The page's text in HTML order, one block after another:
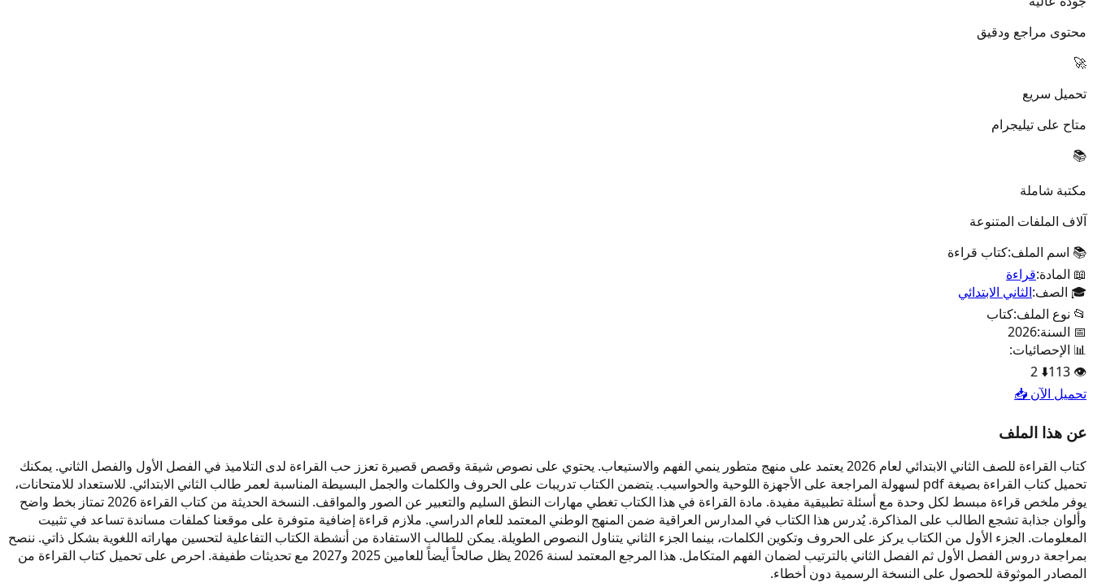
محتوى مراجع ودقيق
🚀
تحميل سريع
متاح على تيليجرام
📚
مكتبة شاملة
آلاف الملفات المتنوعة
📚 اسم الملف:كتاب قراءة
📖 المادة:قراءة
🎓 الصف:الثاني الابتدائي
📂 نوع الملف:كتاب
📅 السنة:2026
📊 الإحصائيات:
👁️
113
⬇️
2
تحميل الآن 📥
عن هذا الملف
كتاب القراءة للصف الثاني الابتدائي لعام 2026 يعتمد على منهج متطور ينمي الفهم والاستيعاب. يحتوي على نصوص شيقة وقصص قصيرة تعزز حب القراءة لدى التلاميذ في الفصل الأول والفصل الثاني. يمكنك
تحميل كتاب القراءة بصيغة pdf لسهولة المراجعة على الأجهزة اللوحية والحواسيب. يتضمن الكتاب تدريبات على الحروف والكلمات والجمل البسيطة المناسبة لعمر طالب الثاني الابتدائي. للاستعداد للامتحانات،
يوفر ملخص قراءة مبسط لكل وحدة مع أسئلة تطبيقية مفيدة. مادة القراءة في هذا الكتاب تغطي مهارات النطق السليم والتعبير عن الصور والمواقف. النسخة الحديثة من كتاب القراءة 2026 تمتاز بخط واضح
وألوان جذابة تشجع الطالب على المذاكرة. يُدرس هذا الكتاب في المدارس العراقية ضمن المنهج الوطني المعتمد للعام الدراسي. ملازم قراءة إضافية متوفرة على موقعنا كملفات مساندة تساعد في تثبيت
المعلومات. الجزء الأول من الكتاب يركز على الحروف وتكوين الكلمات، بينما الجزء الثاني يتناول النصوص الطويلة. يمكن للطالب الاستفادة من أنشطة الكتاب التفاعلية لتحسين مهاراته اللغوية بشكل ذاتي. ننصح
بمراجعة دروس الفصل الأول ثم الفصل الثاني بالترتيب لضمان الفهم المتكامل. هذا المرجع المعتمد لسنة 2026 يظل صالحاً أيضاً للعامين 2025 و2027 مع تحديثات طفيفة. احرص على تحميل كتاب القراءة من
المصادر الموثوقة للحصول على النسخة الرسمية دون أخطاء.